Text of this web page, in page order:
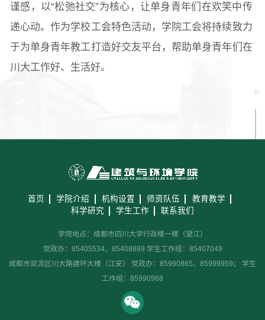
谨感，以“松弛社交”为核心，让单身青年们在欢笑中传
递心动。作为学校工会特色活动，学院工会将持续致力
于为单身青年教工打造好交友平台，帮助单身青年们在
川大工作好、生活好。
首页 学院介绍 机构设置 师资队伍
教育教学
科学研究
学生工作 联系我们
学院地点：成都市四川大学行政楼一楼（望江）
党政办：85405534、85408889 学生工作组：85407049
成都市双流区川大路建环大楼（江安） 党政办：85990865、85999959； 学生
工作组：85990968